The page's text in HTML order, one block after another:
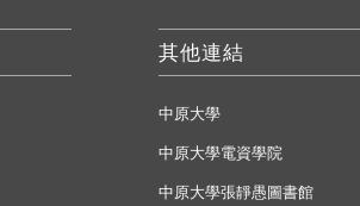
其他連結
中原大學
中原大學電資學院
中原大學張靜愚圖書館